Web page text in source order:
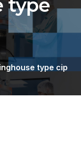
type
type cip